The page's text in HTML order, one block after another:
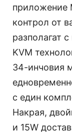
приложение
контрол от
разполагат
KVM
34-инчовия
с един
Накрая,
и 15W